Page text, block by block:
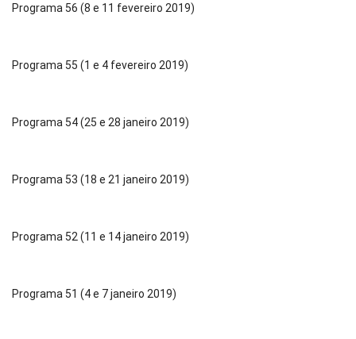
Programa 56 (8 e 11 fevereiro 2019)
Programa 55 (1 e 4 fevereiro 2019)
Programa 54 (25 e 28 janeiro 2019)
Programa 53 (18 e 21 janeiro 2019)
Programa 52 (11 e 14 janeiro 2019)
Programa 51 (4 e 7 janeiro 2019)